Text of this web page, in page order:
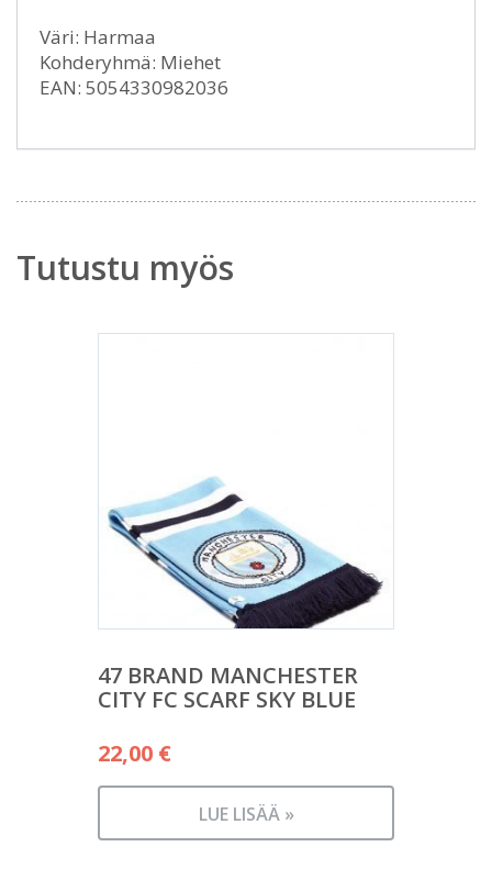
Väri: Harmaa
Kohderyhmä: Miehet
EAN: 5054330982036
Tutustu myös
47 BRAND MANCHESTER
CITY FC SCARF SKY BLUE
22,00 €
LUE LISÄÄ »